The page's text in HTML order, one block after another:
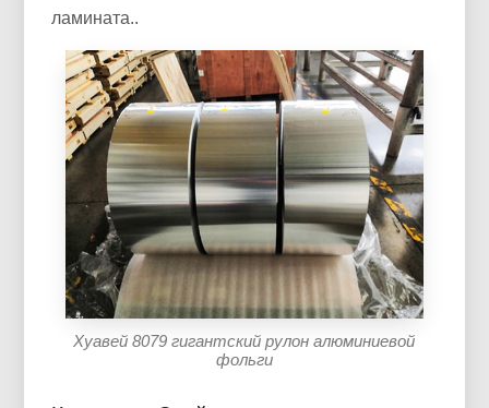
ламината..
Хуавей 8079 гигантский рулон алюминиевой
фольги